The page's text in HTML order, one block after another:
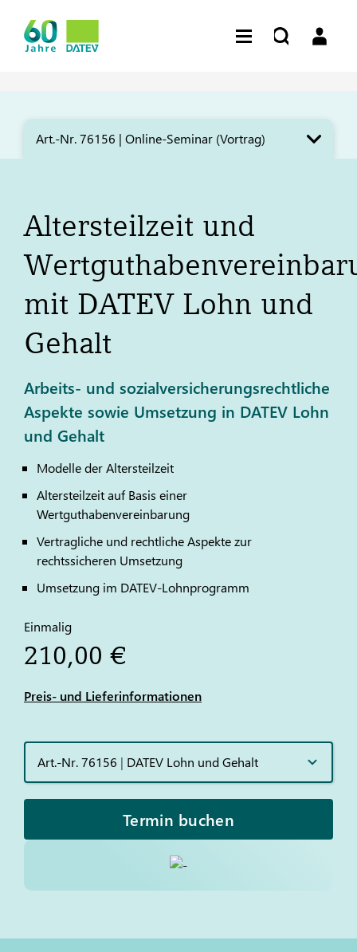
Art.-Nr. 76156 | Online-Seminar (Vortrag)​
Altersteilzeit und
mit DATEVLohn und
Gehalt
Arbeits- und sozialversicherungsrechtliche
Aspekte sowie Umsetzung in DATEV Lohn
und Gehalt
Modelle der Altersteilzeit
Altersteilzeit auf Basis einer
Wertguthabenvereinbarung
Vertragliche und rechtliche Aspekte zur
rechtssicheren Umsetzung
Umsetzung im DATEV-Lohnprogramm
Einmalig
210,00 €
Preis- und Lieferinformationen
Art.-Nr. 76156 | DATEV Lohn und Gehalt
Termin buchen